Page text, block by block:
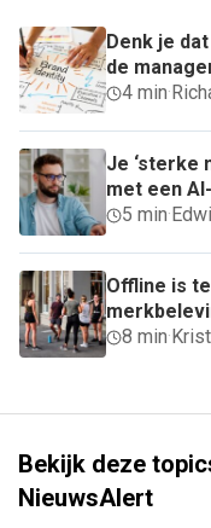
Denk je
de
4 min·
Je ‘sterke
met een
5 min·
Offline is
8 min·
Bekijk deze
NieuwsAlert